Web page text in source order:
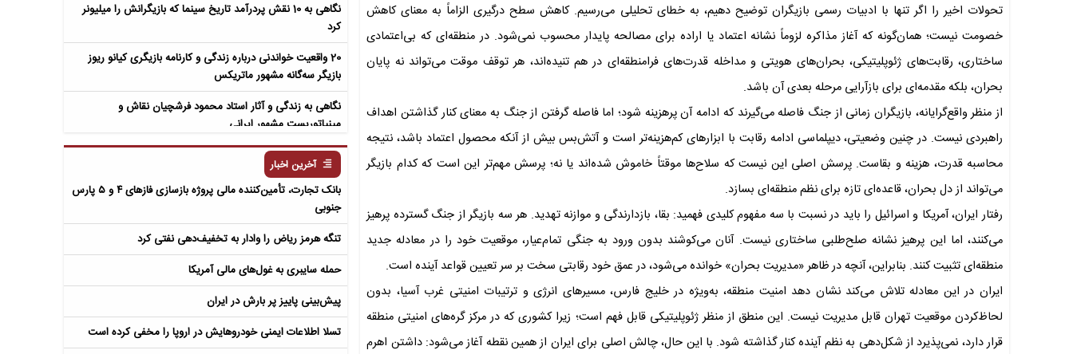
تحولات اخیر را اگر تنها با ادبیات رسمی بازیگران توضیح دهیم، به خطای تحلیلی می‌رسیم. کاهش سطح درگیری الزاماً به معنای کاهش
خصومت نیست؛ همان‌گونه که آغاز مذاکره لزوماً نشانه اعتماد یا اراده برای مصالحه پایدار محسوب نمی‌شود. در منطقه‌ای که بی‌اعتمادی
ساختاری، رقابت‌های ژئوپلیتیکی، بحران‌های هویتی و مداخله قدرت‌های فرامنطقه‌ای در هم تنیده‌اند، هر توقف موقت می‌تواند نه پایان
بحران، بلکه مقدمه‌ای برای بازآرایی مرحله بعدی آن باشد.
از منظر واقع‌گرایانه، بازیگران زمانی از جنگ فاصله می‌گیرند که ادامه آن پرهزینه شود؛ اما فاصله گرفتن از جنگ به معنای کنار گذاشتن اهداف
راهبردی نیست. در چنین وضعیتی، دیپلماسی ادامه رقابت با ابزارهای کم‌هزینه‌تر است و آتش‌بس بیش از آنکه محصول اعتماد باشد، نتیجه
محاسبه قدرت، هزینه و بقاست. پرسش اصلی این نیست که سلاح‌ها موقتاً خاموش شده‌اند یا نه؛ پرسش مهم‌تر این است که کدام بازیگر
می‌تواند از دل بحران، قاعده‌ای تازه برای نظم منطقه‌ای بسازد.
رفتار ایران، آمریکا و اسرائیل را باید در نسبت با سه مفهوم کلیدی فهمید: بقا، بازدارندگی و موازنه تهدید. هر سه بازیگر از جنگ گسترده پرهیز
می‌کنند، اما این پرهیز نشانه صلح‌طلبی ساختاری نیست. آنان می‌کوشند بدون ورود به جنگی تمام‌عیار، موقعیت خود را در معادله جدید
منطقه‌ای تثبیت کنند. بنابراین، آنچه در ظاهر «مدیریت بحران» خوانده می‌شود، در عمق خود رقابتی سخت بر سر تعیین قواعد آینده است.
ایران در این معادله تلاش می‌کند نشان دهد امنیت منطقه، به‌ویژه در خلیج فارس، مسیرهای انرژی و ترتیبات امنیتی غرب آسیا، بدون
لحاظ‌کردن موقعیت تهران قابل مدیریت نیست. این منطق از منظر ژئوپلیتیکی قابل فهم است؛ زیرا کشوری که در مرکز گره‌های امنیتی منطقه
قرار دارد، نمی‌پذیرد از شکل‌دهی به نظم آینده کنار گذاشته شود. با این حال، چالش اصلی برای ایران از همین نقطه آغاز می‌شود: داشتن اهرم
نگاهی به 10 نقش پردرآمد تاریخ سینما که بازیگرانش را میلیونر
کرد
20 واقعیت خواندنی درباره زندگی و کارنامه بازیگری کیانو ریوز
بازیگر سه‌گانه مشهور ماتریکس
نگاهی به زندگی و آثار استاد محمود فرشچیان نقاش و
مینیاتوریست مشهور ایرانی
نگاهی به زندگی و آثار عباس معروفی نویسنده ایرانی و خالق رمان
سمفونی مردگان
آخرین اخبار
بانک تجارت، تأمین‌کننده مالی پروژه بازسازی فازهای ۴ و ۵ پارس
جنوبی
تنگه هرمز ریاض را وادار به تخفیف‌دهی نفتی کرد
حمله سایبری به غول‌های مالی آمریکا
پیش‌بینی پاییز پر بارش در ایران
تسلا اطلاعات ایمنی خودروهایش در اروپا را مخفی کرده است